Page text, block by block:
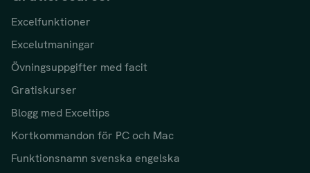
Excelfunktioner
Excelutmaningar
Övningsuppgifter med facit
Gratiskurser
Blogg med Exceltips
Kortkommandon för PC och Mac
Funktionsnamn svenska engelska